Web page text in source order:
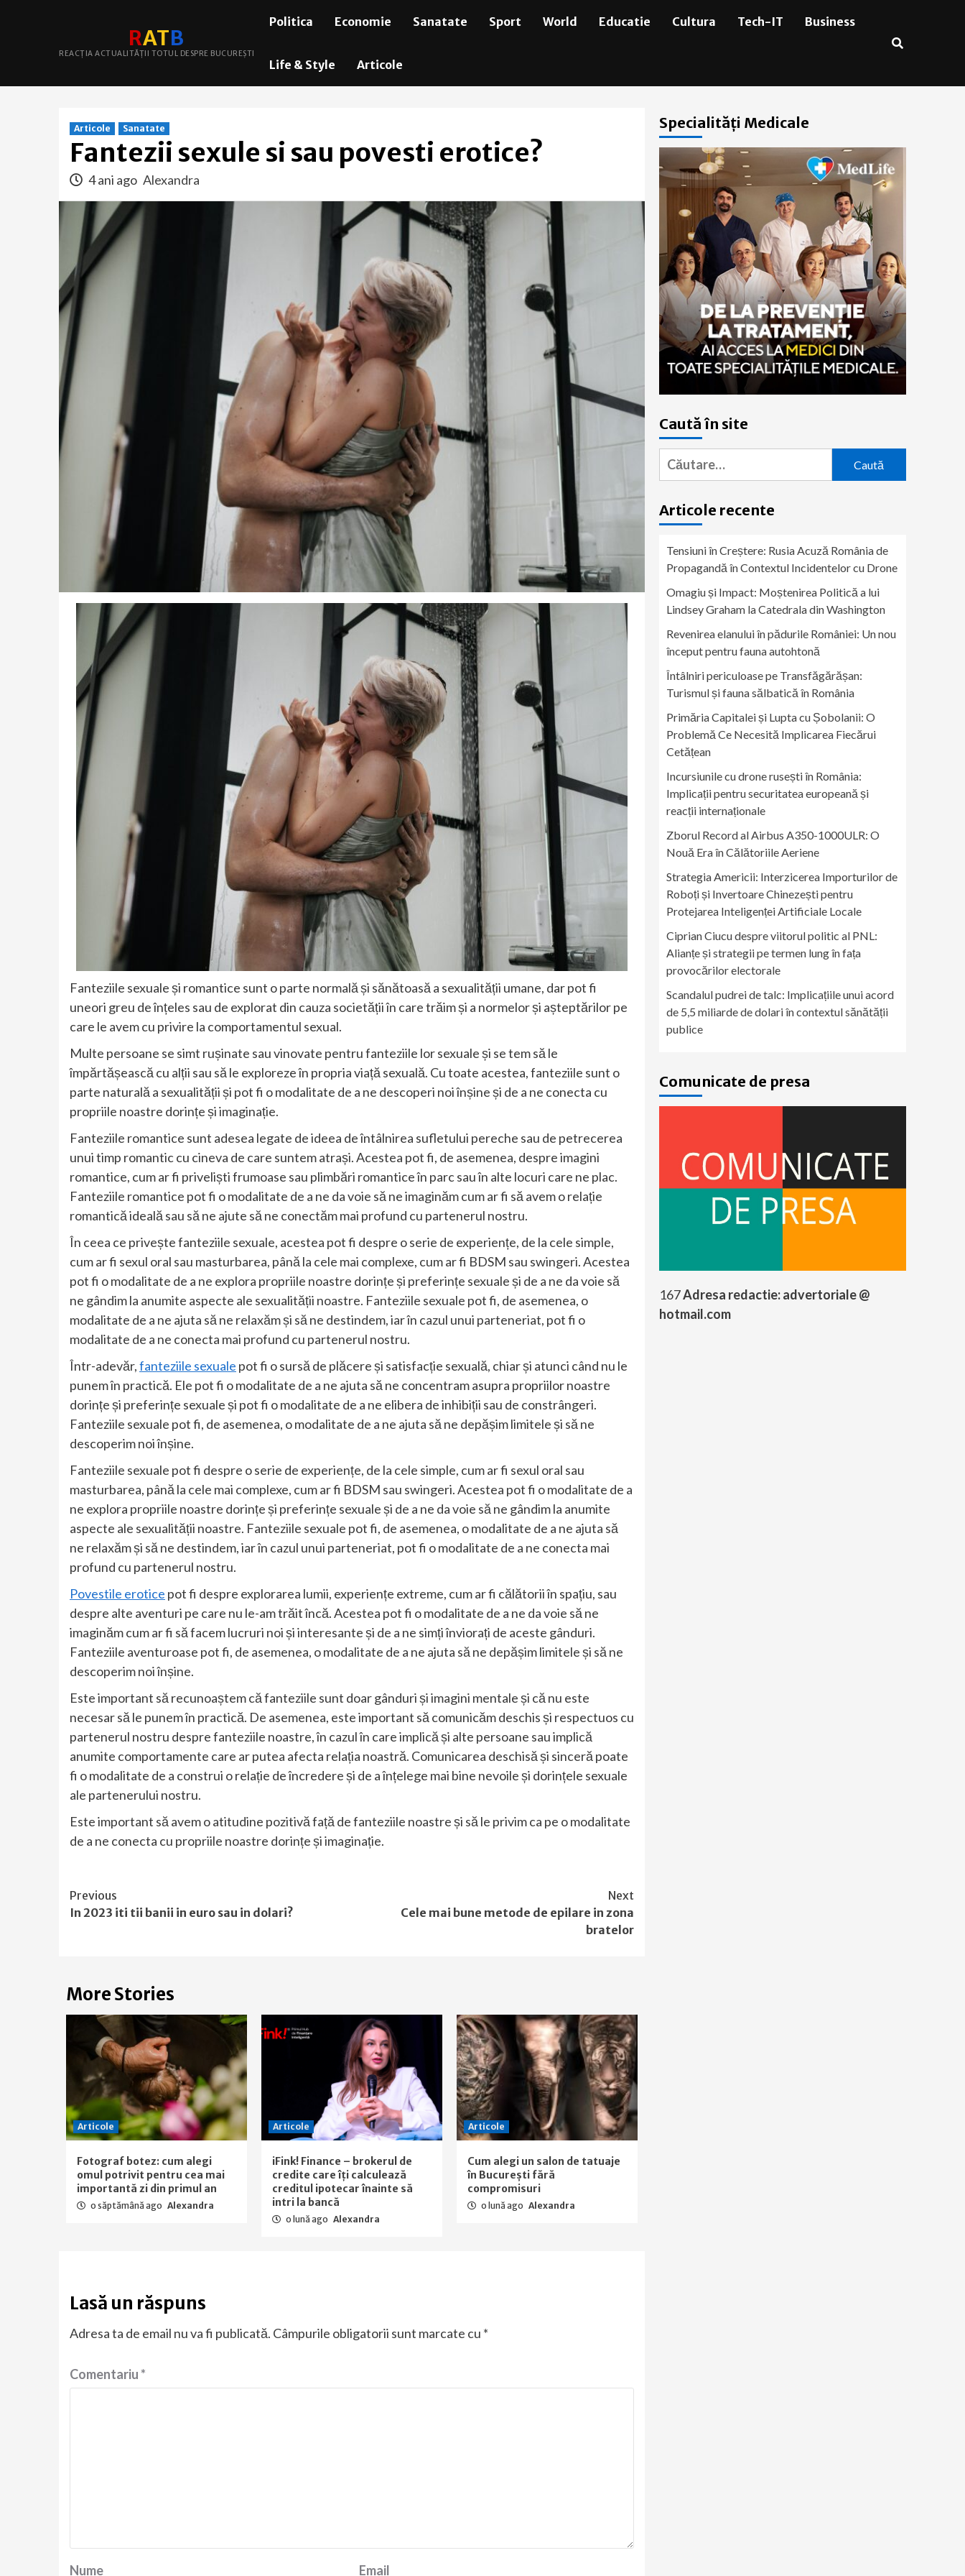
RATB
REACȚIA ACTUALITĂȚII TOTUL DESPRE BUCUREȘTI
Politica Economie Sanatate Sport World Educatie Cultura Tech-IT Business
Life & Style Articole
Articole Sanatate
Fantezii sexule si sau povesti erotice?
4 ani ago Alexandra
Fanteziile sexuale și romantice sunt o parte normală și sănătoasă a sexualității umane, dar pot fi
uneori greu de înțeles sau de explorat din cauza societății în care trăim și a normelor și așteptărilor pe
care le avem cu privire la comportamentul sexual.
Multe persoane se simt rușinate sau vinovate pentru fanteziile lor sexuale și se tem să le
împărtășească cu alții sau să le exploreze în propria viață sexuală. Cu toate acestea, fanteziile sunt o
parte naturală a sexualității și pot fi o modalitate de a ne descoperi noi înșine și de a ne conecta cu
propriile noastre dorințe și imaginație.
Fanteziile romantice sunt adesea legate de ideea de întâlnirea sufletului pereche sau de petrecerea
unui timp romantic cu cineva de care suntem atrași. Acestea pot fi, de asemenea, despre imagini
romantice, cum ar fi priveliști frumoase sau plimbări romantice în parc sau în alte locuri care ne plac.
Fanteziile romantice pot fi o modalitate de a ne da voie să ne imaginăm cum ar fi să avem o relație
romantică ideală sau să ne ajute să ne conectăm mai profund cu partenerul nostru.
În ceea ce privește fanteziile sexuale, acestea pot fi despre o serie de experiențe, de la cele simple,
cum ar fi sexul oral sau masturbarea, până la cele mai complexe, cum ar fi BDSM sau swingeri. Acestea
pot fi o modalitate de a ne explora propriile noastre dorințe și preferințe sexuale și de a ne da voie să
ne gândim la anumite aspecte ale sexualității noastre. Fanteziile sexuale pot fi, de asemenea, o
modalitate de a ne ajuta să ne relaxăm și să ne destindem, iar în cazul unui parteneriat, pot fi o
modalitate de a ne conecta mai profund cu partenerul nostru.
Într-adevăr,fanteziile sexuale pot fi o sursă de plăcere și satisfacție sexuală, chiar și atunci când nu le
punem în practică. Ele pot fi o modalitate de a ne ajuta să ne concentram asupra propriilor noastre
dorințe și preferințe sexuale și pot fi o modalitate de a ne elibera de inhibiții sau de constrângeri.
Fanteziile sexuale pot fi, de asemenea, o modalitate de a ne ajuta să ne depășim limitele și să ne
descoperim noi înșine.
Fanteziile sexuale pot fi despre o serie de experiențe, de la cele simple, cum ar fi sexul oral sau
masturbarea, până la cele mai complexe, cum ar fi BDSM sau swingeri. Acestea pot fi o modalitate de a
ne explora propriile noastre dorințe și preferințe sexuale și de a ne da voie să ne gândim la anumite
aspecte ale sexualității noastre. Fanteziile sexuale pot fi, de asemenea, o modalitate de a ne ajuta să
ne relaxăm și să ne destindem, iar în cazul unui parteneriat, pot fi o modalitate de a ne conecta mai
profund cu partenerul nostru.
Povestile erotice pot fi despre explorarea lumii, experiențe extreme, cum ar fi călătorii în spațiu, sau
despre alte aventuri pe care nu le-am trăit încă. Acestea pot fi o modalitate de a ne da voie să ne
imaginăm cum ar fi să facem lucruri noi și interesante și de a ne simți înviorați de aceste gânduri.
Fanteziile aventuroase pot fi, de asemenea, o modalitate de a ne ajuta să ne depășim limitele și să ne
descoperim noi înșine.
Este important să recunoaștem că fanteziile sunt doar gânduri și imagini mentale și că nu este
necesar să le punem în practică. De asemenea, este important să comunicăm deschis și respectuos cu
partenerul nostru despre fanteziile noastre, în cazul în care implică și alte persoane sau implică
anumite comportamente care ar putea afecta relația noastră. Comunicarea deschisă și sinceră poate
fi o modalitate de a construi o relație de încredere și de a înțelege mai bine nevoile și dorințele sexuale
ale partenerului nostru.
Este important să avem o atitudine pozitivă față de fanteziile noastre și să le privim ca pe o modalitate
de a ne conecta cu propriile noastre dorințe și imaginație.
Continue
Reading
Previous
In 2023 iti tii banii in euro sau in dolari?
Next
Cele mai bune metode de epilare in zona
bratelor
More Stories
Articole
Fotograf botez: cum alegi
omul potrivit pentru cea mai
importantă zi din primul an
o săptămână ago Alexandra
Articole
iFink! Finance – brokerul de
credite care îți calculează
creditul ipotecar înainte să
intri la bancă
o lună ago Alexandra
Articole
Cum alegi un salon de tatuaje
în București fără
compromisuri
o lună ago Alexandra
Lasă un răspuns
Adresa ta de email nu va fi publicată. Câmpurile obligatorii sunt marcate cu *
Comentariu*
Nume Email
Specialități Medicale
Caută în site
Caută
după:
Articole recente
Tensiuni în Creștere: Rusia Acuză România de
Propagandă în Contextul Incidentelor cu Drone
Omagiu și Impact: Moștenirea Politică a lui
Lindsey Graham la Catedrala din Washington
Revenirea elanului în pădurile României: Un nou
început pentru fauna autohtonă
Întâlniri periculoase pe Transfăgărășan:
Turismul și fauna sălbatică în România
Primăria Capitalei și Lupta cu Șobolanii: O
Problemă Ce Necesită Implicarea Fiecărui
Cetățean
Incursiunile cu drone rusești în România:
Implicații pentru securitatea europeană și
reacții internaționale
Zborul Record al Airbus A350-1000ULR: O
Nouă Era în Călătoriile Aeriene
Strategia Americii: Interzicerea Importurilor de
Roboți și Invertoare Chinezești pentru
Protejarea Inteligenței Artificiale Locale
Ciprian Ciucu despre viitorul politic al PNL:
Alianțe și strategii pe termen lung în fața
provocărilor electorale
Scandalul pudrei de talc: Implicațiile unui acord
de 5,5 miliarde de dolari în contextul sănătății
publice
Comunicate de presa
167Adresa redactie: advertoriale @
hotmail.com